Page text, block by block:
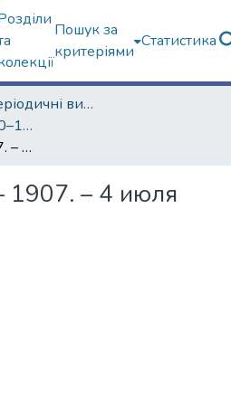
Пошук за
критеріями
Статистика
Харківські періодичні видання
"Южный край" (1880–1919 гг.)
Южный край. – 1907. – 4 июля (№ 9125)
– 4 июля